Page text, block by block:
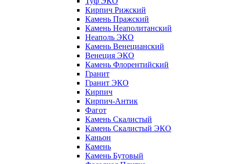
Кирпич Рижский
Камень Пражский
Камень Неаполитанский
Неаполь ЭКО
Камень Венецианский
Венеция ЭКО
Камень Флорентийский
Гранит
Гранит ЭКО
Кирпич
Кирпич-Антик
Фагот
Камень Скалистый
Камень Скалистый ЭКО
Каньон
Камень
Камень Бутовый